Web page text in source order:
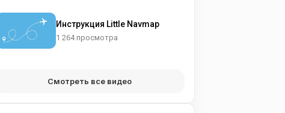
Инструкция Little Navmap
1 264 просмотра
Смотреть все видео